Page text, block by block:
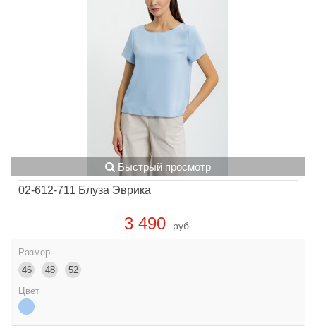
Быстрый просмотр
02-612-711 Блуза Эврика
3 490 руб.
Размер
46
48
52
Цвет